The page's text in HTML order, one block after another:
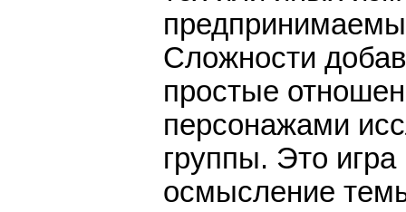
Сложности
простые
персонажами
группы. Это игра
осмысление